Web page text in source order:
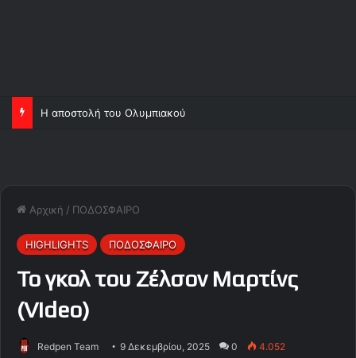
Η αποστολή του Ολυμπιακού
Αρχική / ΠΟΔΟΣΦΑΙΡΟ
HIGHLIGHTS ΠΟΔΟΣΦΑΙΡΟ
Το γκολ του Ζέλσον Μαρτίνς
(Video)
Redpen Team 9 Δεκεμβρίου, 2025 0 4.052